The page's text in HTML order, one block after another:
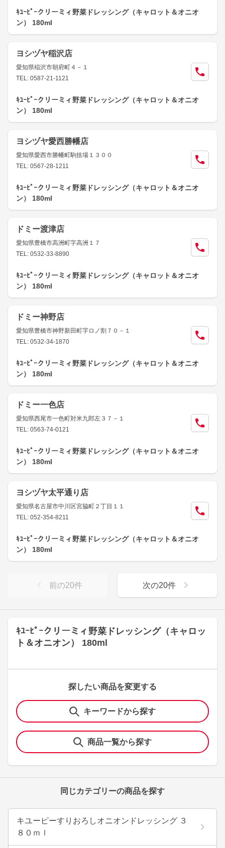
ｷﾕｰﾋﾟｰクリーミィ野菜ドレッシング（キャロッ
ト＆オニオン） 180ml
探したい商品を変更する
キーワードから探す
商品一覧から探す
同じカテゴリーの商品を探す
キユーピーすりおろしオニオンドレッシング ３
８０ｍｌ
ｷﾕｰﾋﾟｰクリーミィ野菜ドレッシング（キャロット＆オニオ
ン） 180ml
ヨシヅヤ稲沢店
愛知県稲沢市朝府町４－１
TEL: 0587-21-1121
ｷﾕｰﾋﾟｰクリーミィ野菜ドレッシング（キャロット＆オニオ
ン） 180ml
ヨシヅヤ愛西勝幡店
愛知県愛西市勝幡町駒捨場１３００
TEL: 0567-28-1211
ｷﾕｰﾋﾟｰクリーミィ野菜ドレッシング（キャロット＆オニオ
ン） 180ml
ドミー渡津店
愛知県豊橋市高洲町字高洲１７
TEL: 0532-33-8890
ｷﾕｰﾋﾟｰクリーミィ野菜ドレッシング（キャロット＆オニオ
ン） 180ml
ドミー神野店
愛知県豊橋市神野新田町字ロノ割７０－１
TEL: 0532-34-1870
ｷﾕｰﾋﾟｰクリーミィ野菜ドレッシング（キャロット＆オニオ
ン） 180ml
ドミー一色店
愛知県西尾市一色町対米九郎左３７－１
TEL: 0563-74-0121
ｷﾕｰﾋﾟｰクリーミィ野菜ドレッシング（キャロット＆オニオ
ン） 180ml
ヨシヅヤ太平通り店
愛知県名古屋市中川区宮脇町２丁目１１
TEL: 052-354-8211
ｷﾕｰﾋﾟｰクリーミィ野菜ドレッシング（キャロット＆オニオ
ン） 180ml
前の20件 次の20件